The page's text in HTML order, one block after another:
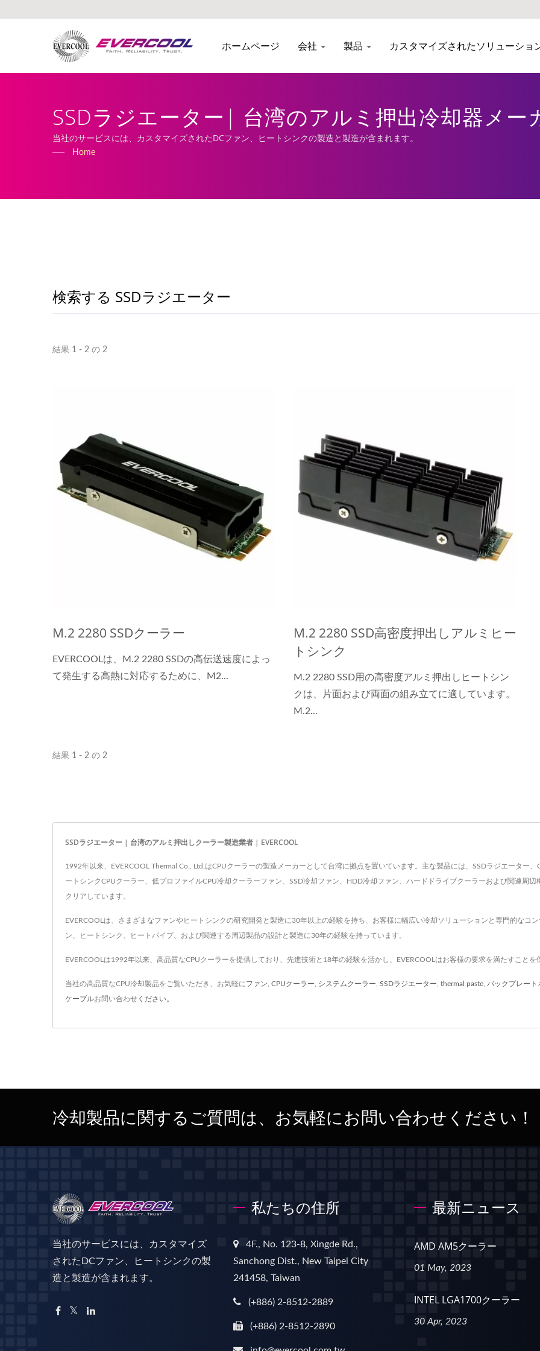
ホームページ 会社 製品 カスタマイズされたソリューショ
SSDラジエーター| 台湾のアルミ押出冷却器メー
当社のサービスには、カスタマイズされたDCファン、ヒートシンクの製造と製造が含まれます。
Home
検索する SSDラジエーター
結果 1 - 2 の 2
M.2 2280 SSDクーラー
EVERCOOLは、M.2 2280 SSDの高伝送速度によっ
て発生する高熱に対応するために、M2...
M.2 2280 SSD高密度押出しアルミヒー
トシンク
M.2 2280 SSD用の高密度アルミ押出しヒートシン
クは、片面および両面の組み立てに適しています。
M.2...
結果 1 - 2 の 2
SSDラジエーター | 台湾のアルミ押出しクーラー製造業者 | EVERCOOL
1992年以来、EVERCOOL Thermal Co., Ltd.はCPUクーラーの製造メーカーとして台湾に拠点を置いています。主な製品には、SSDラジエーター
ートシンクCPUクーラー、低プロファイルCPU冷却クーラーファン、SSD冷却ファン、HDD冷却ファン、ハードドライブクーラーおよび関連周
クリアしています。
EVERCOOLは、さまざまなファンやヒートシンクの研究開発と製造に30年以上の経験を持ち、お客様に幅広い冷却ソリューションと専門的なコ
ン、ヒートシンク、ヒートパイプ、および関連する周辺製品の設計と製造に30年の経験を持っています。
EVERCOOLは1992年以来、高品質なCPUクーラーを提供しており、先進技術と18年の経験を活かし、EVERCOOLはお客様の要求を満たすことを
当社の高品質なCPU冷却製品をご覧いただき、お気軽にファン CPUクーラー システムクーラー SSDラジエーター thermal paste バックプレート
ケーブルお問い合わせ ください。
冷却製品に関するご質問は、お気軽にお問い合わせください！
当社のサービスには、カスタマイズ
されたDCファン、ヒートシンクの製
造と製造が含まれます。
私たちの住所
4F., No. 123-8, Xingde Rd.,
Sanchong Dist., New Taipei City
241458, Taiwan
(+886) 2-8512-2889
(+886) 2-8512-2890
最新ニュース
AMD AM5クーラー
01 May, 2023
INTEL LGA1700クーラー
30 Apr, 2023